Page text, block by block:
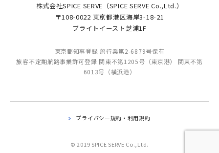
株式会社SPICE SERVE（SPICE SERVE Co.,Ltd.）
〒108-0022 東京都港区海岸3-18-21
ブライトイースト芝浦1F
東京都知事登録 旅行業第2-6879号保有
旅客不定期航路事業許可登録 関東不第1205号（東京港） 関東不第
6013号（横浜港）
プライバシー規約・利用規約
© 2019 SPICE SERVE Co.,Ltd.